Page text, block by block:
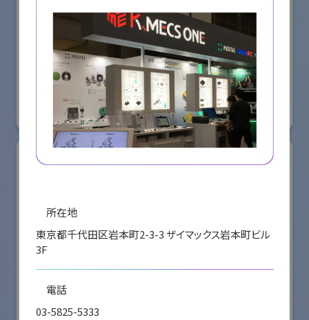
所在地
東京都千代田区岩本町2-3-3 ザイマックス岩本町ビル
3F
電話
03-5825-5333
株式会社ケーメックスONE
国際ロボット展
#スマートプロダクションロボット
#スマートコミュニティロボット
リアル会場小間番号 : E4-16